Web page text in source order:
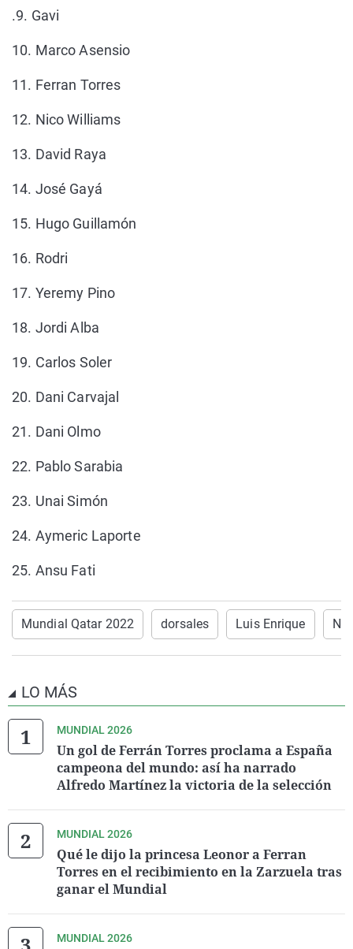
.9. Gavi
10. Marco Asensio
11. Ferran Torres
12. Nico Williams
13. David Raya
14. José Gayá
15. Hugo Guillamón
16. Rodri
17. Yeremy Pino
18. Jordi Alba
19. Carlos Soler
20. Dani Carvajal
21. Dani Olmo
22. Pablo Sarabia
23. Unai Simón
24. Aymeric Laporte
25. Ansu Fati
Mundial Qatar 2022 dorsales Luis Enrique
LO MÁS
MUNDIAL 2026
Un gol de Ferrán Torres proclama a España
campeona del mundo: así ha narrado
Alfredo Martínez la victoria de la selección
MUNDIAL 2026
Qué le dijo la princesa Leonor a Ferran
Torres en el recibimiento en la Zarzuela tras
ganar el Mundial
MUNDIAL 2026